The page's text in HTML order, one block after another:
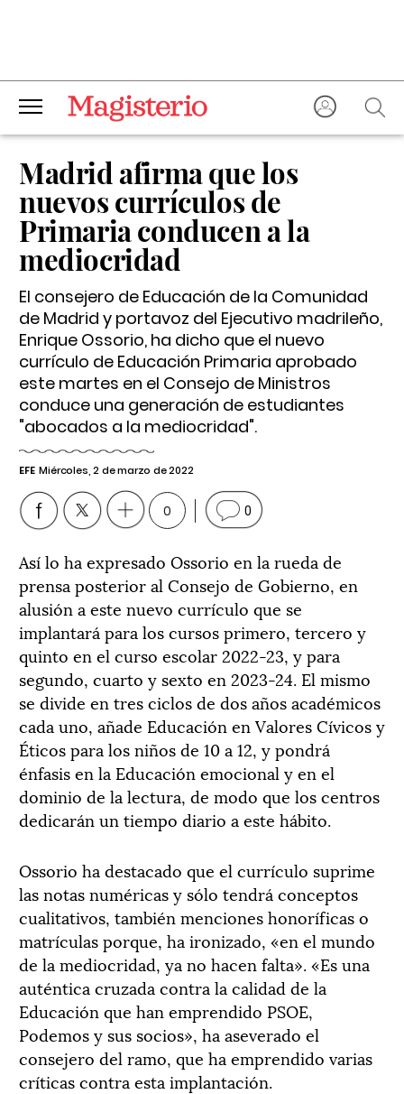
Madrid afirma que los
nuevos currículos de
Primaria conducen a la
mediocridad
El consejero de Educación de la Comunidad
de Madrid y portavoz del Ejecutivo madrileño,
Enrique Ossorio, ha dicho que el nuevo
currículo de Educación Primaria aprobado
este martes en el Consejo de Ministros
conduce una generación de estudiantes
"abocados a la mediocridad".
EFE Miércoles, 2 de marzo de 2022
0 0
Así lo ha expresado Ossorio en la rueda de
prensa posterior al Consejo de Gobierno, en
alusión a este nuevo currículo que se
implantará para los cursos primero, tercero y
quinto en el curso escolar 2022-23, y para
segundo, cuarto y sexto en 2023-24. El mismo
se divide en tres ciclos de dos años académicos
cada uno, añade Educación en Valores Cívicos y
Éticos para los niños de 10 a 12, y pondrá
énfasis en la Educación emocional y en el
dominio de la lectura, de modo que los centros
dedicarán un tiempo diario a este hábito.
Ossorio ha destacado que el currículo suprime
las notas numéricas y sólo tendrá conceptos
cualitativos, también menciones honoríficas o
matrículas porque, ha ironizado, «en el mundo
de la mediocridad, ya no hacen falta». «Es una
auténtica cruzada contra la calidad de la
Educación que han emprendido PSOE,
Podemos y sus socios», ha aseverado el
consejero del ramo, que ha emprendido varias
críticas contra esta implantación.